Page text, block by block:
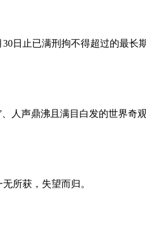
日止已满刑拘不得超过的最
人声鼎沸且满目白发的世界
所获，失望而归。